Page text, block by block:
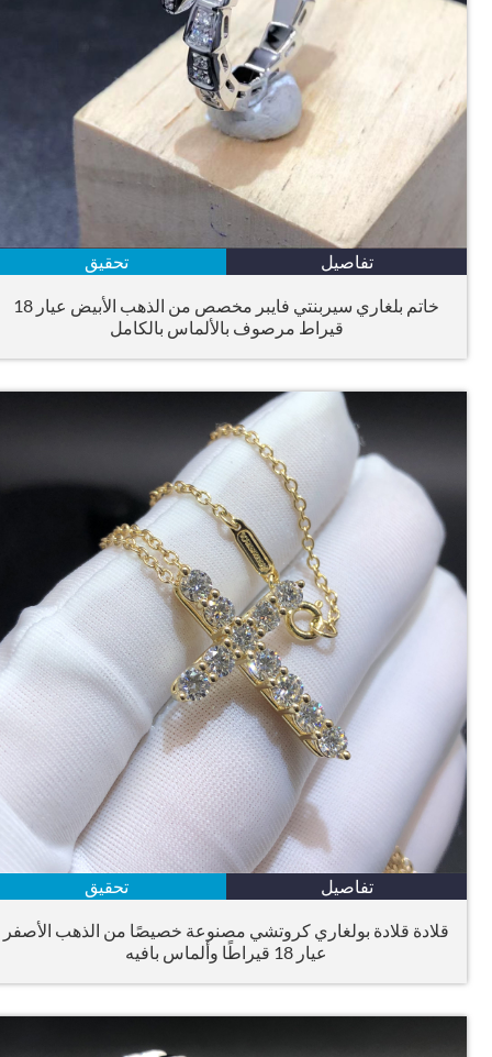
تفاصيل تحقيق
خاتم بلغاري سيربنتي فايبر مخصص من الذهب الأبيض عيار 18
قيراط مرصوف بالألماس بالكامل
تفاصيل تحقيق
قلادة قلادة بولغاري كروتشي مصنوعة خصيصًا من الذهب الأصفر
عيار 18 قيراطًا وألماس بافيه